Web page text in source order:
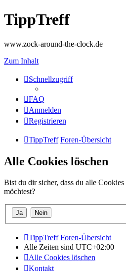
TippTreff
www.zock-around-the-clock.de
Zum Inhalt
Schnellzugriff
FAQ
Anmelden
Registrieren
TippTreff Foren-Übersicht
Alle Cookies löschen
Bist du dir sicher, dass du alle Cookies
möchtest?
TippTreff Foren-Übersicht
Alle Zeiten sind UTC+02:00
Alle Cookies löschen
Kontakt